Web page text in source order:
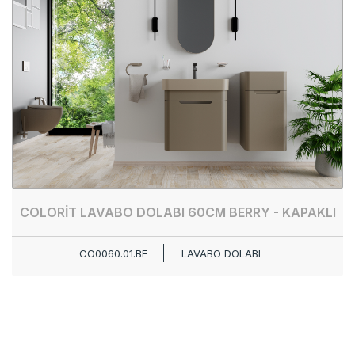
COLORİT LAVABO DOLABI 60CM BERRY - KAPAKLI
CO0060.01.BE LAVABO DOLABI